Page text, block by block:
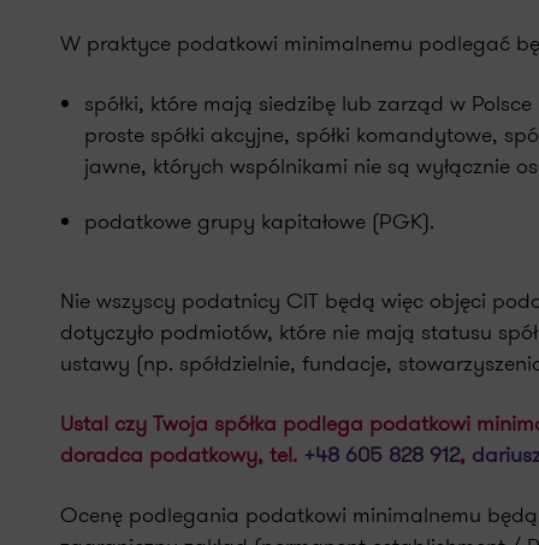
W praktyce podatkowi minimalnemu podlegać
spółki, które mają siedzibę lub zarząd w
proste spółki akcyjne, spółki komandytowe,
jawne, których wspólnikami nie są wyłącznie
podatkowe grupy kapitałowe (PGK).
Nie wszyscy podatnicy CIT będą więc objęci
dotyczyło podmiotów, które nie mają statusu
ustawy (np. spółdzielnie, fundacje,
Ustal czy Twoja spółka podlega podatkowi
doradca podatkowy, tel. +48 605 828 912,
Ocenę podlegania podatkowi minimalnemu